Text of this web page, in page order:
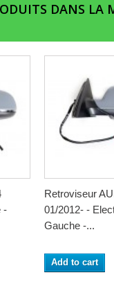
DANS LA
-
Retroviseur
01/2012- -
Gauche -...
Add to cart